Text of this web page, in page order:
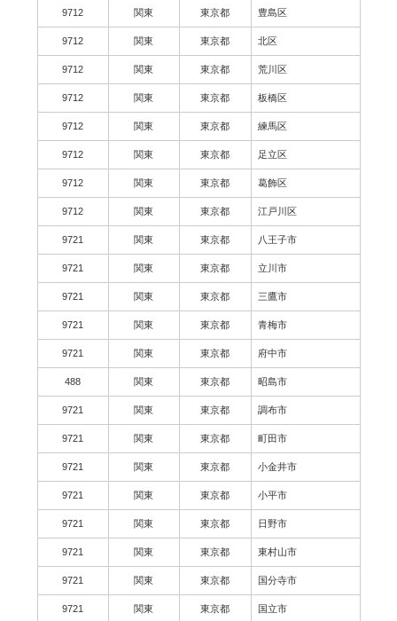
9712 関東 東京都 豊島区
9712 関東 東京都 北区
9712 関東 東京都 荒川区
9712 関東 東京都 板橋区
9712 関東 東京都 練馬区
9712 関東 東京都 足立区
9712 関東 東京都 葛飾区
9712 関東 東京都 江戸川区
9721 関東 東京都 八王子市
9721 関東 東京都 立川市
9721 関東 東京都 三鷹市
9721 関東 東京都 青梅市
9721 関東 東京都 府中市
488 関東 東京都 昭島市
9721 関東 東京都 調布市
9721 関東 東京都 町田市
9721 関東 東京都 小金井市
9721 関東 東京都 小平市
9721 関東 東京都 日野市
9721 関東 東京都 東村山市
9721 関東 東京都 国分寺市
9721 関東 東京都 国立市